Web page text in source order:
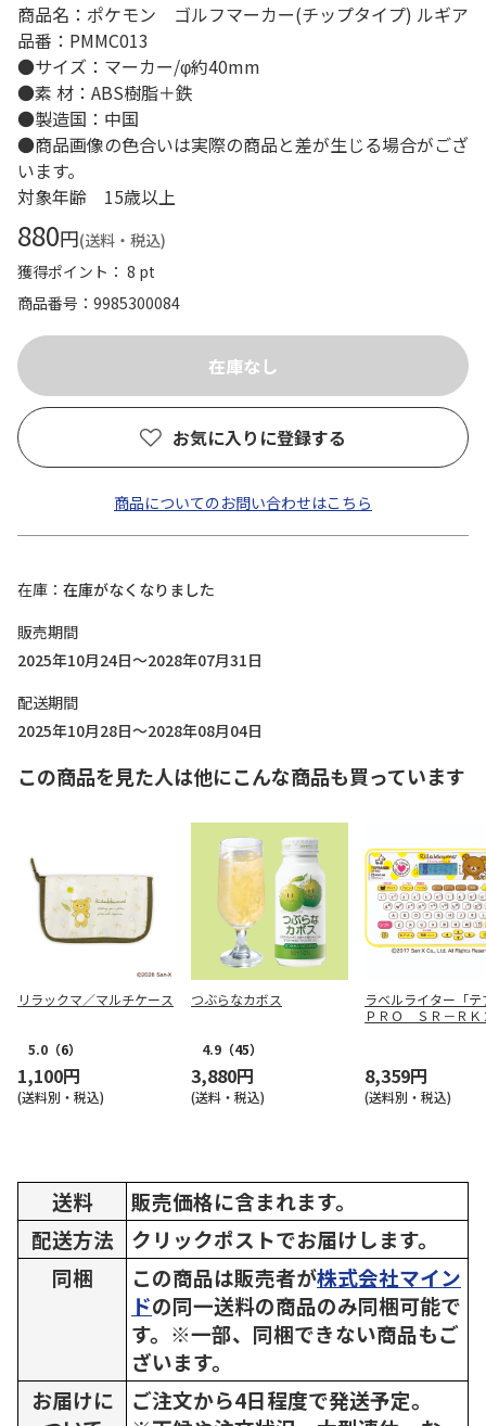
商品名：ポケモン ゴルフマーカー(チップタイプ) ルギア
品番：PMMC013
●サイズ：マーカー/φ約40mm
●素 材：ABS樹脂＋鉄
●製造国：中国
●商品画像の色合いは実際の商品と差が生じる場合がござ
います。
対象年齢 15歳以上
880円(送料・税込)
獲得ポイント： 8 pt
商品番号
9985300084
お気に入りに登録する
商品についてのお問い合わせはこちら
在庫
在庫がなくなりました
販売期間
2025年10月24日～2028年07月31日
配送期間
2025年10月28日～2028年08月04日
この商品を見た人は他にこんな商品も買っています
リラックマ／マルチケース
5.0 （6）
1,100円
(送料別・税込)
つぶらなカボス
4.9 （45）
3,880円
(送料・税込)
ラベルライター「テ
ＰＲＯ ＳＲ－ＲＫ
8,359円
(送料別・税込)
送料
販売価格に含まれます。
配送方法
クリックポストでお届けします。
同梱
この商品は販売者が株式会社マイン
ドの同一送料の商品のみ同梱可能で
す。※一部、同梱できない商品もご
ざいます。
お届けに
ご注文から4日程度で発送予定。